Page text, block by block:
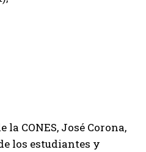
la CONES, José Corona,
los estudiantes y